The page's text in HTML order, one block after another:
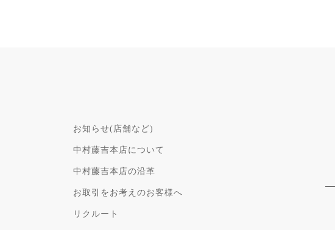
お知らせ(店舗など)
中村藤吉本店について
中村藤吉本店の沿革
お取引をお考えのお客様へ
リクルート